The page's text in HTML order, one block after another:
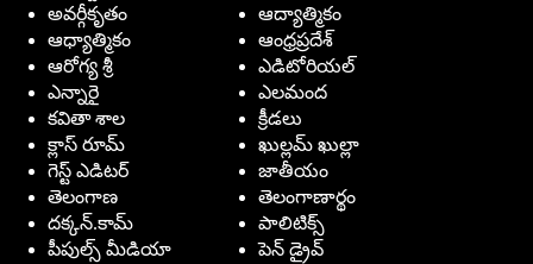
అవర్గీకృతం
ఆద్యాత్మికం
ఆధ్యాత్మికం
ఆంధ్రప్రదేశ్
ఆరోగ్య శ్రీ
ఎడిటోరియల్
ఎన్నారై
ఎలమంద
కవితా శాల
క్రీడలు
క్లాస్ రూమ్
ఖుల్లమ్ ఖుల్లా
గెస్ట్ ఎడిటర్
జాతీయం
తెలంగాణ
తెలంగాణార్థం
దక్కన్.కామ్
పాలిటిక్స్
పీపుల్స్ ‌మీడియా
పెన్ డ్రైవ్